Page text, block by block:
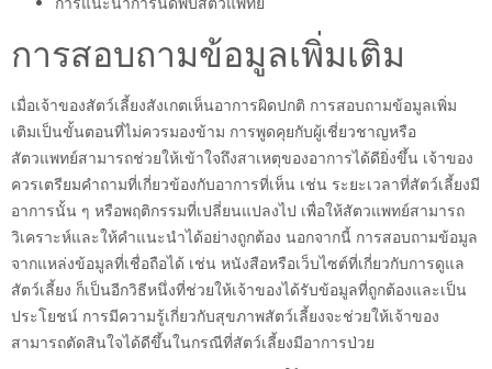
การสอบถามข้อมูลเพิ่มเติม
เมื่อเจ้าของสัตว์เลี้ยงสังเกตเห็นอาการผิดปกติ การสอบถามข้อมูลเพิ่ม
เติมเป็นขั้นตอนที่ไม่ควรมองข้าม การพูดคุยกับผู้เชี่ยวชาญหรือ
สัตวแพทย์สามารถช่วยให้เข้าใจถึงสาเหตุของอาการได้ดียิ่งขึ้น เจ้าของ
ควรเตรียมคำถามที่เกี่ยวข้องกับอาการที่เห็น เช่น ระยะเวลาที่สัตว์เลี้ยงมี
อาการนั้น ๆ หรือพฤติกรรมที่เปลี่ยนแปลงไป เพื่อให้สัตวแพทย์สามารถ
วิเคราะห์และให้คำแนะนำได้อย่างถูกต้อง นอกจากนี้ การสอบถามข้อมูล
จากแหล่งข้อมูลที่เชื่อถือได้ เช่น หนังสือหรือเว็บไซต์ที่เกี่ยวกับการดูแล
สัตว์เลี้ยง ก็เป็นอีกวิธีหนึ่งที่ช่วยให้เจ้าของได้รับข้อมูลที่ถูกต้องและเป็น
ประโยชน์ การมีความรู้เกี่ยวกับสุขภาพสัตว์เลี้ยงจะช่วยให้เจ้าของ
สามารถตัดสินใจได้ดีขึ้นในกรณีที่สัตว์เลี้ยงมีอาการป่วย